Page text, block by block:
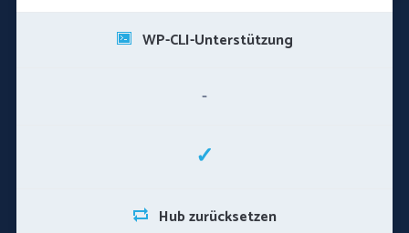
WP-CLI-Unterstützung
-
✓
Hub zurücksetzen